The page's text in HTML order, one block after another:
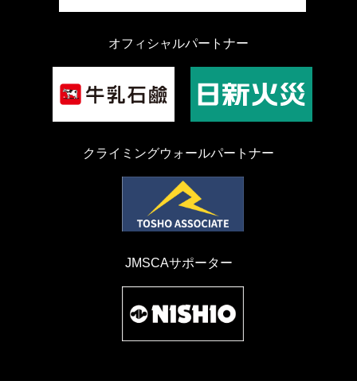
オフィシャルパートナー
クライミングウォールパートナー
JMSCAサポーター